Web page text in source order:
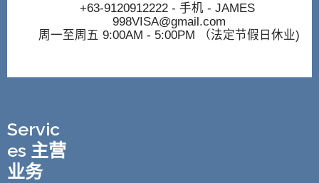
+63-9120912222- 手机 - JAMES
998VISA@gmail.com
周一至周五 9:00AM - 5:00PM （法定节假日休业)
Servic
es 主营
业务